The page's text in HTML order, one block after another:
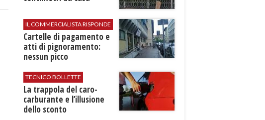
IL COMMERCIALISTA RISPONDE
Cartelle di pagamento e
atti di pignoramento:
nessun picco
TECNICO BOLLETTE
​La trappola del caro-
carburante e l’illusione
dello sconto